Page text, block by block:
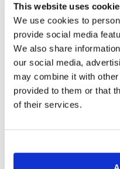
This website uses
We use cookies to
provide social media
We also share
our social media,
may combine it with
provided to them or that
of their services.
Privacy*
Ich genehmige die
Bestimmungen der
Wenn Sie dieses
damit einverstanden,